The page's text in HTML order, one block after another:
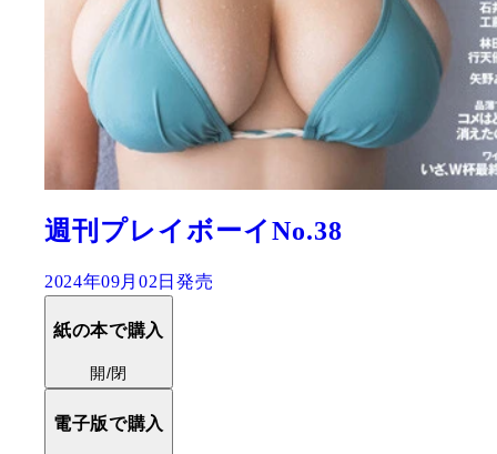
週刊プレイボーイNo.38
2024年09月02日発売
紙の本で購入
開/閉
電子版で購入